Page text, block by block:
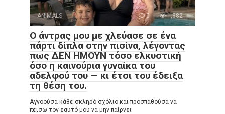
ANIMALS 0 1,382
Ο άντρας μου με χλεύασε σε ένα
πάρτι δίπλα στην πισίνα, λέγοντας
πως ΔΕΝ ΗΜΟΥΝ τόσο ελκυστική
όσο η καινούρια γυναίκα του
αδελφού του — κι έτσι του έδειξα
τη θέση του.
Αγνοούσα κάθε σκληρό σχόλιο και προσπαθούσα να
πείσω τον εαυτό μου να μην παίρνει